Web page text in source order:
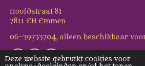
Deze website gebruikt cookies voor
Hoofdstraat 81
7811 EH Emmen
06-39733704, alleen beschikbaar
I
W
F